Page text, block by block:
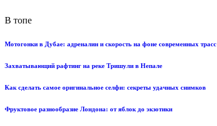
В топе
Мотогонки в Дубае: адреналин и скорость на фоне современных трасс
Захватывающий рафтинг на реке Тришули в Непале
Как сделать самое оригинальное селфи: секреты удачных снимков
Фруктовое разнообразие Лондона: от яблок до экзотики